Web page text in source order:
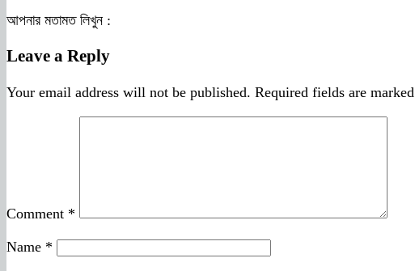
আপনার মতামত লিখুন :
Leave a Reply
Your email address will not be published. Required fields are marked
Comment *
Name *